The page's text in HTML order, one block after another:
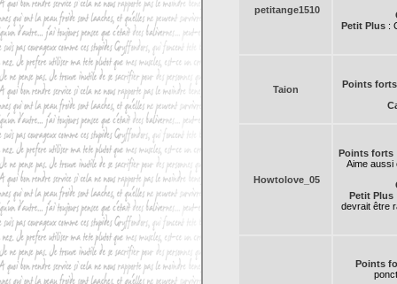
petitange1510
Petit Plus:
Taion
Points forts
Howtolove_05
Points forts
Aime aussi
Petit Plus
devrait être
Points